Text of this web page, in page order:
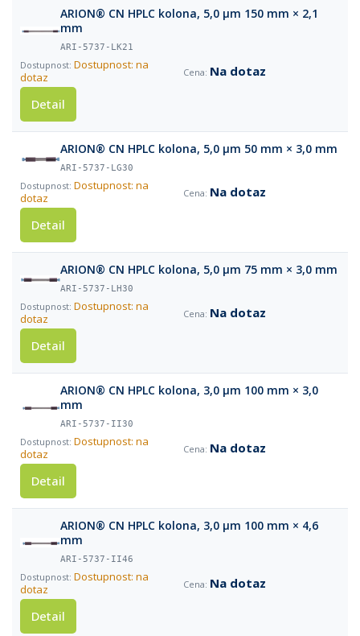
ARION® CN HPLC kolona, 5,0 µm 150 mm × 2,1
mm
ARI-5737-LK21
Dostupnost: na
dotaz
Na dotaz
Detail
ARION® CN HPLC kolona, 5,0 µm 50 mm × 3,0 mm
ARI-5737-LG30
Dostupnost: na
dotaz
Na dotaz
Detail
ARION® CN HPLC kolona, 5,0 µm 75 mm × 3,0 mm
ARI-5737-LH30
Dostupnost: na
dotaz
Na dotaz
Detail
ARION® CN HPLC kolona, 3,0 µm 100 mm × 3,0
mm
ARI-5737-II30
Dostupnost: na
dotaz
Na dotaz
Detail
ARION® CN HPLC kolona, 3,0 µm 100 mm × 4,6
mm
ARI-5737-II46
Dostupnost: na
dotaz
Na dotaz
Detail